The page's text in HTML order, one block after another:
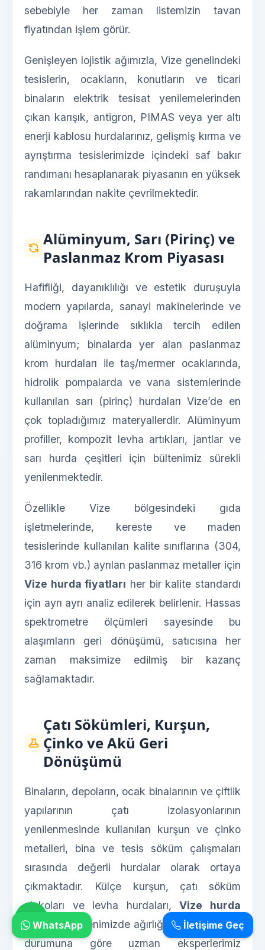
sebebiyle her zaman listemizin tavan
fiyatından işlem görür.
Genişleyen lojistik ağımızla, Vize genelindeki
tesislerin, ocakların, konutların ve ticari
binaların elektrik tesisat yenilemelerinden
çıkan karışık, antigron, PIMAS veya yer altı
enerji kablosu hurdalarınız, gelişmiş kırma ve
ayrıştırma tesislerimizde içindeki saf bakır
randımanı hesaplanarak piyasanın en yüksek
rakamlarından nakite çevrilmektedir.
Alüminyum, Sarı (Pirinç) ve
Paslanmaz Krom Piyasası
Hafifliği, dayanıklılığı ve estetik duruşuyla
modern yapılarda, sanayi makinelerinde ve
doğrama işlerinde sıklıkla tercih edilen
alüminyum; binalarda yer alan paslanmaz
krom hurdaları ile taş/mermer ocaklarında,
hidrolik pompalarda ve vana sistemlerinde
kullanılan sarı (pirinç) hurdaları Vize’de en
çok topladığımız materyallerdir. Alüminyum
profiller, kompozit levha artıkları, jantlar ve
sarı hurda çeşitleri için bültenimiz sürekli
yenilenmektedir.
Özellikle Vize bölgesindeki gıda
işletmelerinde, kereste ve maden
tesislerinde kullanılan kalite sınıflarına (304,
316 krom vb.) ayrılan paslanmaz metaller için
Vize hurda fiyatları her bir kalite standardı
için ayrı ayrı analiz edilerek belirlenir. Hassas
spektrometre ölçümleri sayesinde bu
alaşımların geri dönüşümü, satıcısına her
zaman maksimize edilmiş bir kazanç
sağlamaktadır.
Çatı Sökümleri, Kurşun,
Çinko ve Akü Geri
Dönüşümü
Binaların, depoların, ocak binalarının ve çiftlik
yapılarının çatı izolasyonlarının
yenilenmesinde kullanılan kurşun ve çinko
metalleri, bina ve tesis söküm çalışmaları
sırasında değerli hurdalar olarak ortaya
çıkmaktadır. Külçe kurşun, çatı söküm
çinkoları ve levha hurdaları,Vize hurda
fiyatlarıbültenimizde ağırlığına ve korozyon
durumuna göre uzman eksperlerimiz
İletişime Geç
WhatsApp